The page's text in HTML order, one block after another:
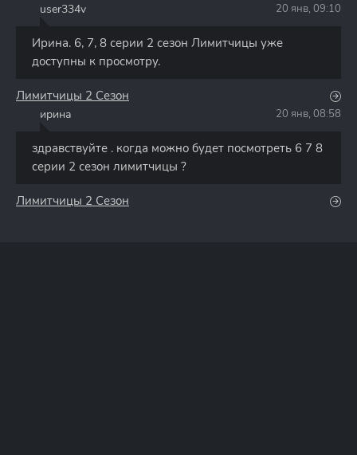
user334v 20 янв, 09:10
Ирина. 6, 7, 8 серии 2 сезон Лимитчицы уже
доступны к просмотру.
Лимитчицы 2 Сезон
ирина 20 янв, 08:58
здравствуйте . когда можно будет посмотреть 6 7 8
серии 2 сезон лимитчицы ?
Лимитчицы 2 Сезон